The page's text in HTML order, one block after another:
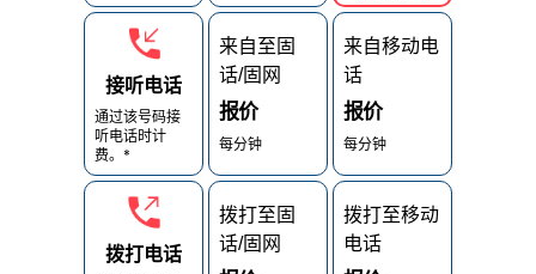
接听电话
通过该号码接
听电话时计
费。*
拨打电话
来自至固
话/固网
报价
每分钟
拨打至固
话/固网
来自移动电
话
报价
每分钟
拨打至移动
电话